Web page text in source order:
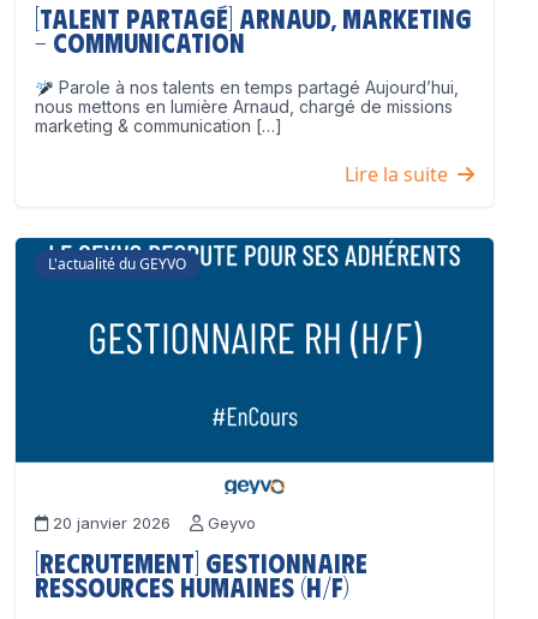
[Talent partagé] Arnaud, Marketing
– Communication
Parole à nos talents en temps partagé Aujourd’hui,
nous mettons en lumière Arnaud, chargé de missions
marketing & communication […]
Lire la suite
L'actualité du GEYVO
20 janvier 2026 Geyvo
[Recrutement] Gestionnaire
Ressources Humaines (H/F)